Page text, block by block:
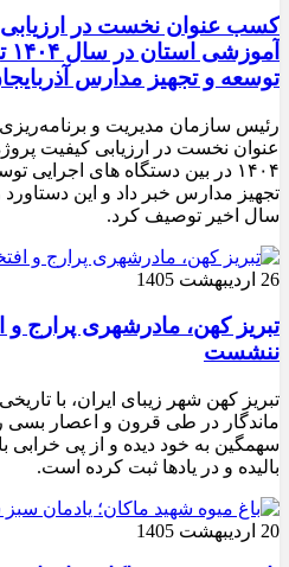
کسب عنوان نخست در
توسعه و تجهیز مدارس
رئیس سازمان مدیریت و
عنوان نخست در ارزیابی کیفیت
۱۴۰۴ در بین دستگاه های
سال اخیر توصیف کرد.
26 اردیبهشت 1405
تبریز کهن، مادرشهری پرارج و
ننشست
تبریز کهن شهر زیبای ایران، با
ماندگار در طی قرون و اعصار بسی
سهمگین به خود دیده و از پی خرابی
بالیده و در یادها ثبت کرده است.
20 اردیبهشت 1405